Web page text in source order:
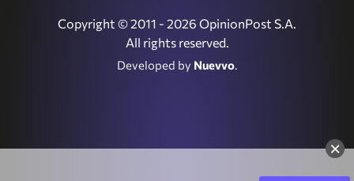
×
Copyright © 2011 - 2026 OpinionPost S.A.
All rights reserved.
Developed by Nuevvo.